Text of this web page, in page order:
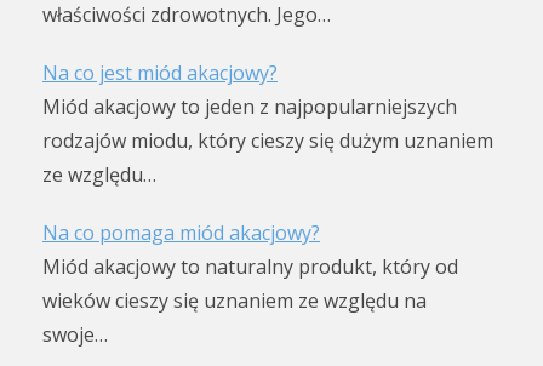
właściwości zdrowotnych. Jego…
Na co jest miód akacjowy?
Miód akacjowy to jeden z najpopularniejszych
rodzajów miodu, który cieszy się dużym uznaniem
ze względu…
Na co pomaga miód akacjowy?
Miód akacjowy to naturalny produkt, który od
wieków cieszy się uznaniem ze względu na
swoje…